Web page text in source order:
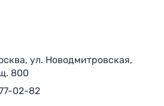
ул. Новодмитровская,
800
02-82